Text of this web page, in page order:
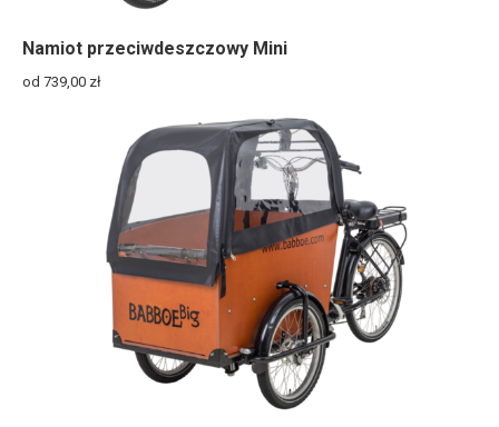
Namiot przeciwdeszczowy Mini
od 739,00 zł